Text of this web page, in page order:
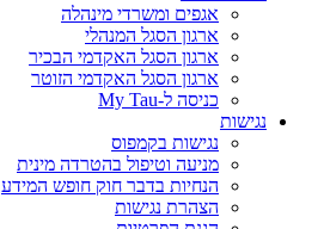
אגפים ומשרדי מינהלה
ארגון הסגל המנהלי
ארגון הסגל האקדמי הבכיר
ארגון הסגל האקדמי הזוטר
כניסה ל-My Tau
נגישות
נגישות בקמפוס
מניעה וטיפול בהטרדה מינית
הנחיות בדבר חוק חופש המידע
הצהרת נגישות